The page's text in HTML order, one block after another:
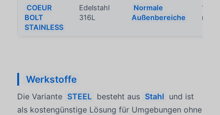
COEUR
BOLT
STAINLESS
Edelstahl
316L
Normale
Außenbereiche
10
mm
Werkstoffe
Die Variante STEEL besteht aus Stahl und ist
als kostengünstige Lösung für Umgebungen ohne